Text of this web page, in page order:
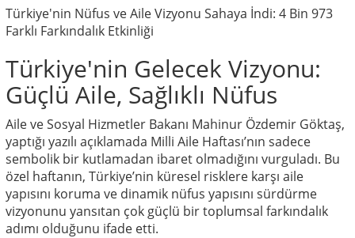
Türkiye'nin Nüfus ve Aile Vizyonu Sahaya İndi: 4 Bin 973
Farklı Farkındalık Etkinliği
Türkiye'nin Gelecek Vizyonu:
Güçlü Aile, Sağlıklı Nüfus
Aile ve Sosyal Hizmetler Bakanı Mahinur Özdemir Göktaş,
yaptığı yazılı açıklamada Milli Aile Haftası’nın sadece
sembolik bir kutlamadan ibaret olmadığını vurguladı. Bu
özel haftanın, Türkiye’nin küresel risklere karşı aile
yapısını koruma ve dinamik nüfus yapısını sürdürme
vizyonunu yansıtan çok güçlü bir toplumsal farkındalık
adımı olduğunu ifade etti.